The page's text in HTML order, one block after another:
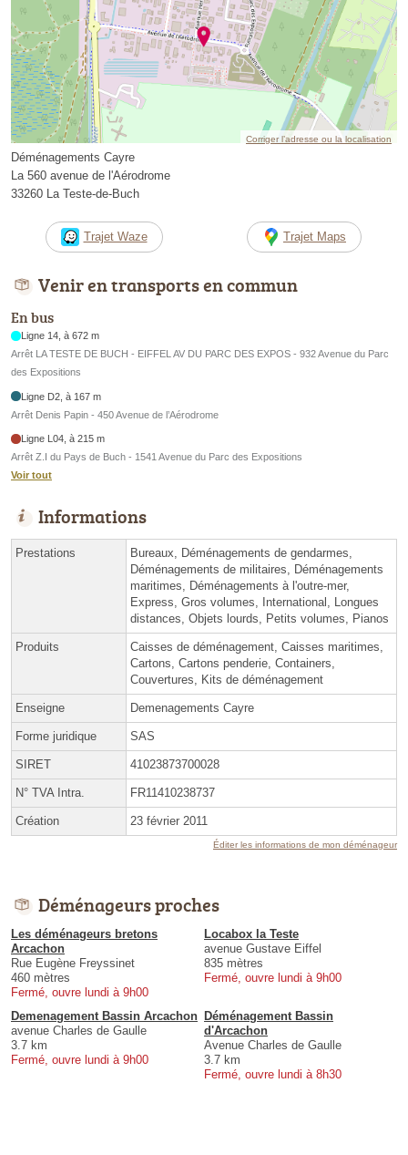
Corriger l’adresse ou la localisation
Déménagements Cayre
La 560 avenue de l'Aérodrome
33260 La Teste-de-Buch
Trajet Waze Trajet Maps
Venir en transports en commun
En bus
Ligne 14, à 672 m
Arrêt LA TESTE DE BUCH - EIFFEL AV DU PARC DES EXPOS - 932 Avenue du Parc
des Expositions
Ligne D2, à 167 m
Arrêt Denis Papin - 450 Avenue de l’Aérodrome
Ligne L04, à 215 m
Arrêt Z.I du Pays de Buch - 1541 Avenue du Parc des Expositions
Voir tout
Informations
Prestations
Bureaux, Déménagements de gendarmes,
Déménagements de militaires, Déménagements
maritimes, Déménagements à l'outre-mer,
Express, Gros volumes, International, Longues
distances, Objets lourds, Petits volumes, Pianos
Produits
Caisses de déménagement, Caisses maritimes,
Cartons, Cartons penderie, Containers,
Couvertures, Kits de déménagement
Enseigne Demenagements Cayre
Forme juridique SAS
SIRET 41023873700028
N° TVA Intra. FR11410238737
Création 23 février 2011
Éditer les informations de mon déménageur
Déménageurs proches
Les déménageurs bretons
Arcachon
Rue Eugène Freyssinet
460 mètres
Fermé, ouvre lundi à 9h00
Locabox la Teste
avenue Gustave Eiffel
835 mètres
Fermé, ouvre lundi à 9h00
Demenagement Bassin Arcachon
avenue Charles de Gaulle
3.7 km
Fermé, ouvre lundi à 9h00
Déménagement Bassin
d'Arcachon
Avenue Charles de Gaulle
3.7 km
Fermé, ouvre lundi à 8h30